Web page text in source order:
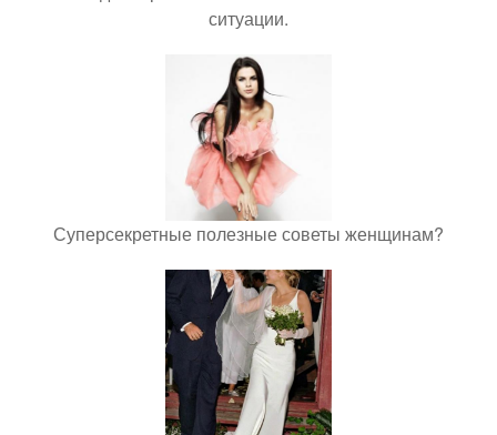
ситуации.
Суперсекретные полезные советы женщинам?